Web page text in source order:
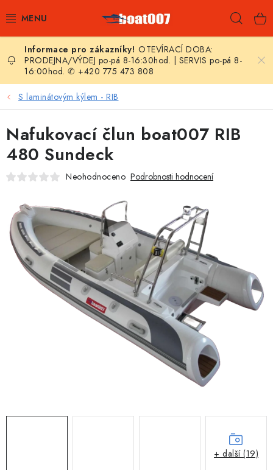
na
E-SHOP
AKČNÍ SLEVY
ZPRAVODAJ
KONTAKTY
LODNÍ MOTORY
NAFUKOVACÍ ČLUNY
MOTOROVÉ ČLUNY
LODNÍ ELEKTROMOTORY
PRAMICE A MOTOROVÉ VESLICE
OTEVÍRACÍ DOBA:
PRODEJNA/VÝDEJ po-pá 8-16:30hod. | SERVIS po-pá 8-
16:00hod. ✆ +420 775 473 808
S laminátovým kýlem - RIB
Nafukovací člun boat007 RIB
480 Sundeck
Neohodnoceno Podrobnosti hodnocení
+ další (19)